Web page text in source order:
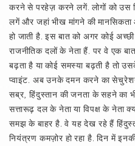
करने से परहेज़ करने लगें. लोगों को उस
लगें और जहां भीख मांगने की मानसिकता
हो जाती है. इस बात को अगर कोई
राजनीतिक दलों के नेता हैं. पर वे एक
बढ़ता है या कोई समस्या बढ़ती है तो
प्वाइंट. अब उनके दमन करने का
सब्र, हिंदुस्तान की जनता के सहने का
सत्तारूढ़ दल के नेता या विपक्ष के नेता
समझ के बाहर है. वे यह देख रहे हैं
नियंत्रण कमज़ोर हो रहा है. दिन में